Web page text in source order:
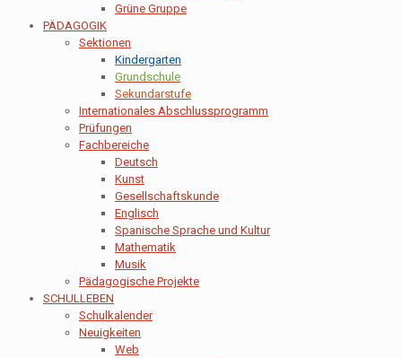
Grüne Gruppe
PÄDAGOGIK
Sektionen
Kindergarten
Grundschule
Sekundarstufe
Internationales Abschlussprogramm
Prüfungen
Fachbereiche
Deutsch
Kunst
Gesellschaftskunde
Englisch
Spanische Sprache und Kultur
Mathematik
Musik
Pädagogische Projekte
SCHULLEBEN
Schulkalender
Neuigkeiten
Web